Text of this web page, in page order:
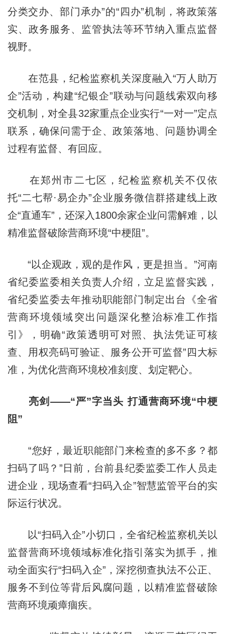
分类交办、部门承办”的“四办”机制，将政策落
实、政务服务、监管执法等环节纳入重点监督
视野。
在范县，纪检监察机关深度融入“万人助万
企”活动，构建“纪银企”联动与问题线索双向移
交机制，对全县32家重点企业实行“一对一”定点
联系，确保问需于企、政策落地、问题协调全
过程有监督、有回应。
在郑州市二七区，纪检监察机关不仅依
托“二七帮·易企办”企业服务微信群搭建线上政
企“直通车”，还深入1800余家企业问需解难，以
精准监督破除营商环境“中梗阻”。
“以企观政，观的是作风，更是担当。”河南
省纪委监委相关负责人介绍，立足监督实践，
省纪委监委去年推动职能部门制定出台《全省
营商环境领域突出问题深化整治标准工作指
引》，明确“政策透明可对照、执法凭证可核
查、用权亮码可验证、服务公开可监督”四大标
准，为优化营商环境校准刻度、划定靶心。
亮剑——“严”字当头 打通营商环境“中梗
阻”
“您好，最近职能部门来检查的多不多？都
扫码了吗？”日前，台前县纪委监委工作人员走
进企业，现场查看“扫码入企”智慧监管平台的实
际运行状况。
以“扫码入企”小切口，全省纪检监察机关以
监督营商环境领域标准化指引落实为抓手，推
动全面实行“扫码入企”，深挖彻查执法不公正、
服务不到位等背后风腐问题，以精准监督破除
营商环境顽瘴痼疾。